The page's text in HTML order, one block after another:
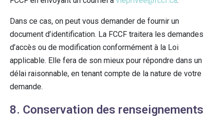
Dans ce cas, on peut vous demander de fournir un
document d’identification. La FCCF traitera les demandes
d’accès ou de modification conformément à la Loi
applicable. Elle fera de son mieux pour répondre dans un
délai raisonnable, en tenant compte de la nature de votre
demande.
8. Conservation des renseignements